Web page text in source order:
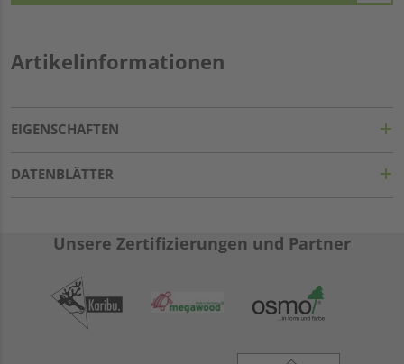
Artikelinformationen
EIGENSCHAFTEN
DATENBLÄTTER
Unsere Zertifizierungen und Partner